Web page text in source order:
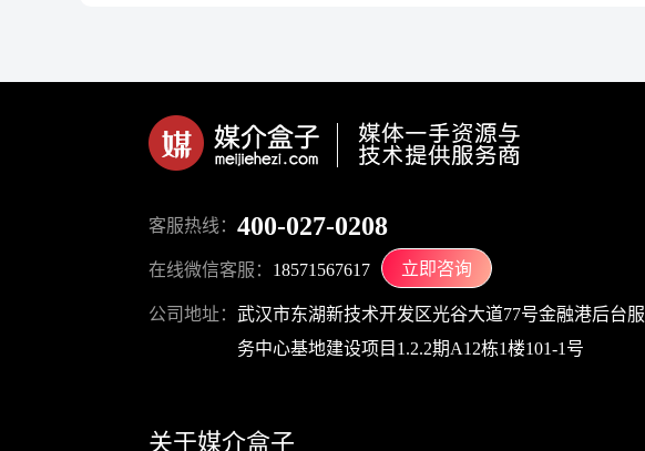
客服热线：400-027-0208
在线微信客服： 18571567617 立即咨询
公司地址：武汉市东湖新技术开发区光谷大道77号金融港后台服
务中心基地建设项目1.2.2期A12栋1楼101-1号
关于媒介盒子